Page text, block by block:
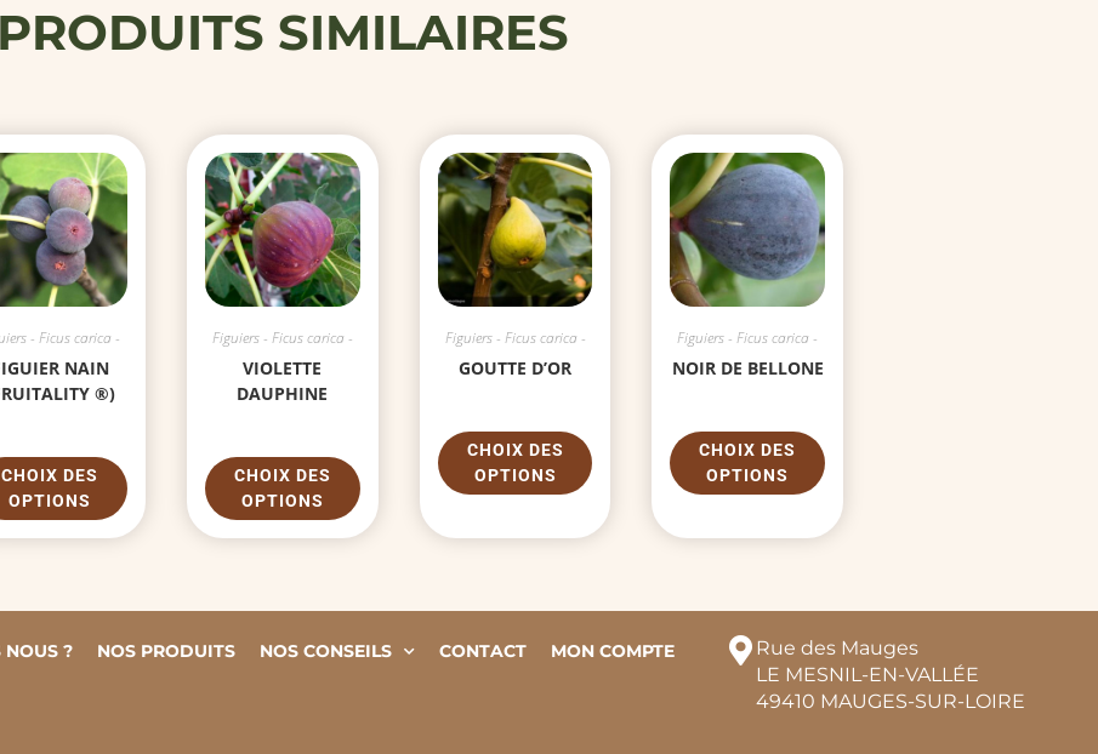
PRODUITS SIMILAIRES
- Ficus carica -
NAIN
®)
CHOIX DES
OPTIONS
Figuiers - Ficus carica -
VIOLETTE
DAUPHINE
CHOIX DES
OPTIONS
Figuiers - Ficus carica -
GOUTTE D’OR
CHOIX DES
OPTIONS
Figuiers - Ficus carica -
NOIR DE BELLONE
CHOIX DES
OPTIONS
NOUS ? NOS PRODUITS NOS CONSEILS CONTACT MON COMPTE
Rue des Mauges
LE MESNIL-EN-VALLÉE
49410 MAUGES-SUR-LOIRE